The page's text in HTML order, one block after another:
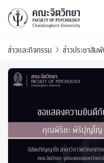
ข่าวและกิจกรรม ข่าวประชาสัม